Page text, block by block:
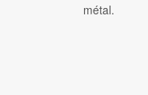
métal.